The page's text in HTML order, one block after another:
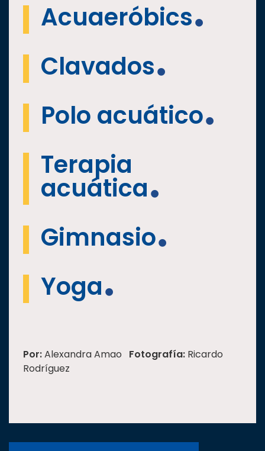
Acuaeróbics
Clavados
Polo acuático
Terapia
acuática
Gimnasio
Yoga
Por:Alexandra Amao Fotografía: Ricardo
Rodríguez